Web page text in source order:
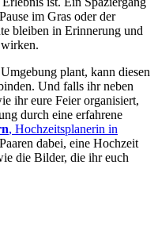
im Gras oder der
bleiben in Erinnerung und
plant, kann diesen
Und falls ihr neben
ihr eure Feier organisiert,
durch eine erfahrene
, Hochzeitsplanerin in
dabei, eine Hochzeit
die Bilder, die ihr euch